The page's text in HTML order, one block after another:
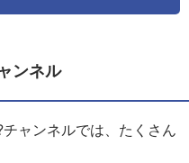
ンネル
ャンネルでは、たくさん